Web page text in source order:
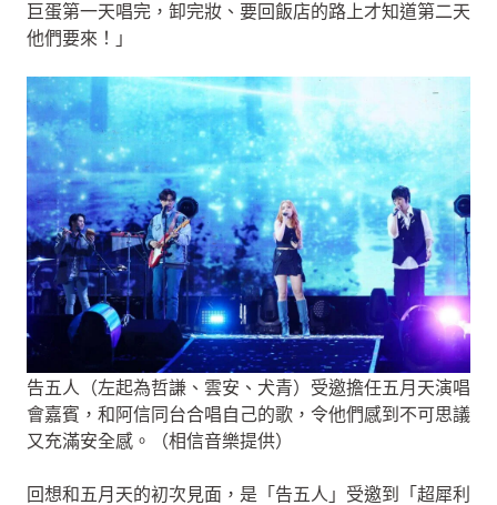
巨蛋第一天唱完，卸完妝、要回飯店的路上才知道第二天
他們要來！」
告五人（左起為哲謙、雲安、犬青）受邀擔任五月天演唱
會嘉賓，和阿信同台合唱自己的歌，令他們感到不可思議
又充滿安全感。（相信音樂提供）
回想和五月天的初次見面，是「告五人」受邀到「超犀利